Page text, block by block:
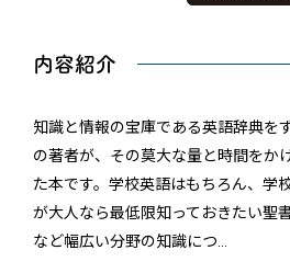
内容紹介
知識と情報の宝庫である英語辞典を
の著者が、その莫大な量と時間をか
た本です。学校英語はもちろん、学
が大人なら最低限知っておきたい聖
など幅広い分野の知識につ